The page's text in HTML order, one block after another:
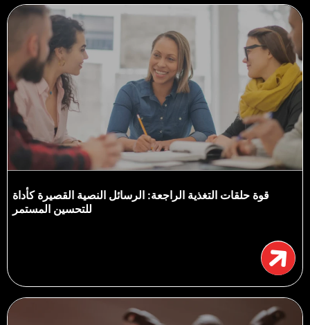
قوة حلقات التغذية الراجعة: الرسائل النصية القصيرة كأداة
للتحسين المستمر